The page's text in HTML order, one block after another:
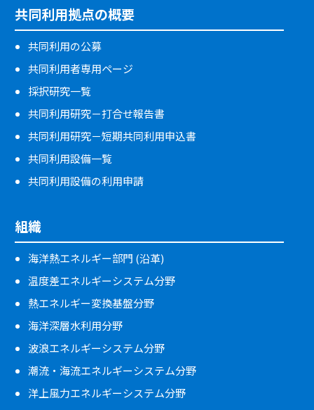
共同利用拠点の概要
共同利用の公募
共同利用者専用ページ
採択研究一覧
共同利用研究－打合せ報告書
共同利用研究－短期共同利用申込書
共同利用設備一覧
共同利用設備の利用申請
組織
海洋熱エネルギー部門 (沿革)
温度差エネルギーシステム分野
熱エネルギー変換基盤分野
海洋深層水利用分野
波浪エネルギーシステム分野
潮流・海流エネルギーシステム分野
洋上風力エネルギーシステム分野